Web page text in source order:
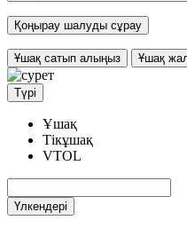
Ұшақ сатып алыңыз Ұшақ
Түрі
Ұшақ
Тікұшақ
VTOL
Үлкендері